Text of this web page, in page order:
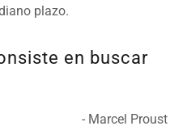
plazo.
en buscar